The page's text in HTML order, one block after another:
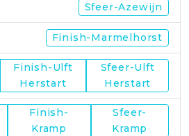
Sfeer-Azewijn
Finish-Marmelhorst
Finish-Ulft
Herstart
Sfeer-Ulft
Herstart
Finish-
Kramp
Sfeer-
Kramp